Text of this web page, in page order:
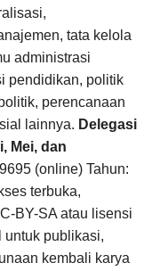
tata kelola
administrasi
pendidikan, politik
perencanaan
lainnya. Delegasi
Mei, dan
(online) Tahun:
terbuka,
BY-SA atau lisensi
untuk publikasi,
kembali karya